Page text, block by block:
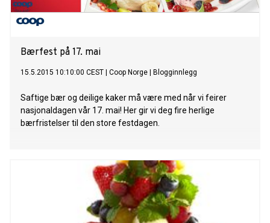
Bærfest på 17. mai
15.5.2015 10:10:00 CEST Coop Norge Blogginnlegg
Saftige bær og deilige kaker må være med når vi feirer
nasjonaldagen vår 17. mai! Her gir vi deg fire herlige
bærfristelser til den store festdagen.